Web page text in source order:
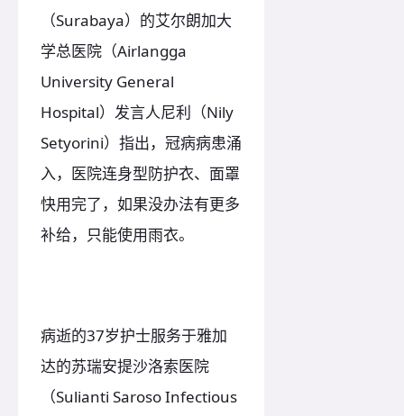
（Surabaya）的艾尔朗加大
学总医院（Airlangga
University General
Hospital）发言人尼利（Nily
Setyorini）指出，冠病病患涌
入，医院连身型防护衣、面罩
快用完了，如果没办法有更多
补给，只能使用雨衣。
病逝的37岁护士服务于雅加
达的苏瑞安提沙洛索医院
（Sulianti Saroso Infectious